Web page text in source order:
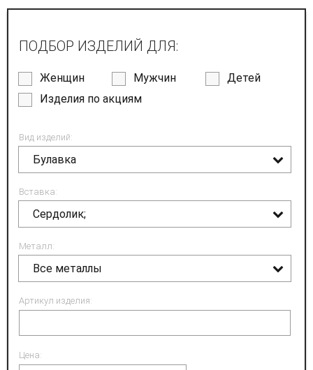
ПОДБОР ИЗДЕЛИЙ ДЛЯ:
Женщин Мужчин
Детей
Изделия по акциям
Вид изделий:
Булавка
Вставка:
Сердолик;
Металл:
Все металлы
Артикул изделия:
Цена: